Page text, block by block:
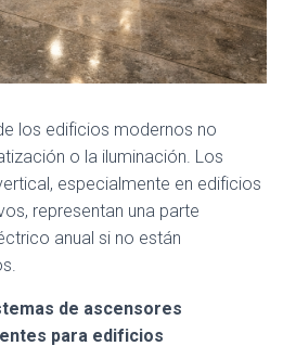
los edificios modernos no
o la iluminación. Los
especialmente en edificios
representan una parte
anual si no están
de ascensores
para edificios